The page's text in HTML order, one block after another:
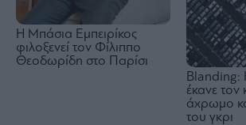
Η Μπάσια Εμπειρίκος
φιλοξενεί τον Φίλιππο
Θεοδωρίδη στο Παρίσι
Blanding:
έκανε
άχρωμο
του γκρι